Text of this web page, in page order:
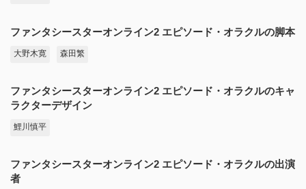
ファンタシースターオンライン2 エピソード・オラクルの脚本
大野木寛 森田繁
ファンタシースターオンライン2 エピソード・オラクルのキャ
ラクターデザイン
鯉川慎平
ファンタシースターオンライン2 エピソード・オラクルの出演
者